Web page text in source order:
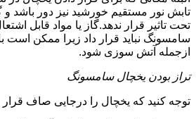
تابش نور مستقیم خورشید نیز دور باشد و
تحت تاثیر قرار ندهد.گاز یا مواد قابل
سامسونگ نباید قرار داد زیرا ممکن است
ازجمله آتش سوزی شود.
تراز بودن یخچال سامسونگ
توجه کنید که یخچال را درجایی صاف قرار